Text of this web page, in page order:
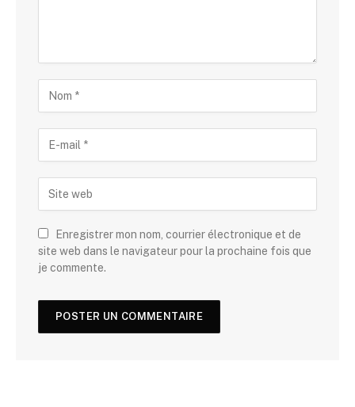
Enregistrer mon nom, courrier électronique et de
site web dans le navigateur pour la prochaine fois que
je commente.